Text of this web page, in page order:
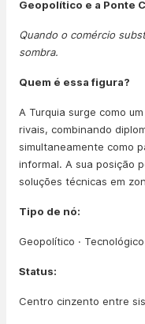
Geopolítico e a Ponte
Quando o comércio
sombra.
Quem é essa figura?
A Turquia surge como
rivais, combinando
simultaneamente como
informal. A sua posição
soluções técnicas em
Tipo de nó:
Geopolítico ·
Status:
Centro cinzento entre